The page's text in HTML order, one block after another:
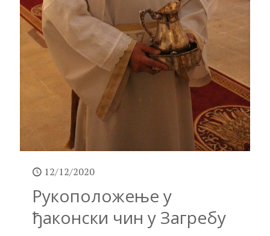
12/12/2020
Рукоположење у
ђаконски чин у Загребу